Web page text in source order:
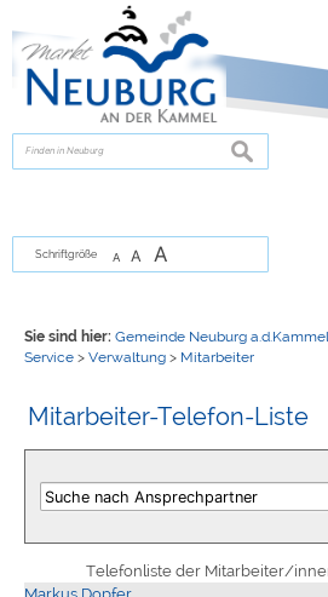
zur Navigationoder
suchen
Schriftgröße A A A
Sie sind hier: Gemeinde Neuburg a.d.Kammel
Service> Verwaltung> Mitarbeiter
Mitarbeiter-Telefon-Liste
Telefonliste der Mitarbeiter/